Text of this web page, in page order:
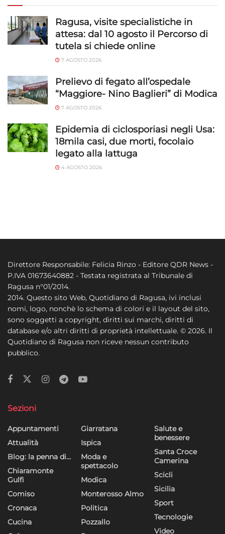
Ragusa, visite specialistiche in
attesa: dal 10 agosto il Percorso di
tutela si chiede online
7 AGOSTO 2026
Prelievo di fegato all’ospedale
“Maggiore- Nino Baglieri” di Modica
7 AGOSTO 2026
Epidemia di ciclosporiasi negli Usa:
18mila casi, due morti, focolaio
legato alla lattuga
4 AGOSTO 2026
Direttore Responsabile: Felicia Rinzo - Editore QDR News -
P.IVA 01673640882 - Testata registrata al Tribunale di
Ragusa n°01/2014.
2014. Questo sito Web, Quotidiano di Ragusa, ivi inclusi
nomi, logo, nonchè lo schema di colori e il layout del sito,
sono soggetti a copyright, diritti sui marchi, diritti di
database e/o altri diritti di proprietà intellettuale. © 2026. Il
Quotidiano di Ragusa non riceve nessun contributo
pubblico.
Sezioni
Appuntamenti
Attualità
Blog: la penna di…
Chiaramonte
Gulfi
Comiso
Cronaca
Cucina
Giarratana
Ispica
Moda e
spettacolo
Modica
Monterosso Almo
Politica
Pozzallo
Salute e
benessere
Santa Croce
Camerina
Scicli
Sicilia
Sport
Tecnologie
Video